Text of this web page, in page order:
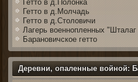
Гетто в д.Полонка
Гетто в д.Молчадь
Гетто в д.Столовичи
Лагерь военнопленных "Шталаг
Барановичское гетто
Деревни, опаленные войной: